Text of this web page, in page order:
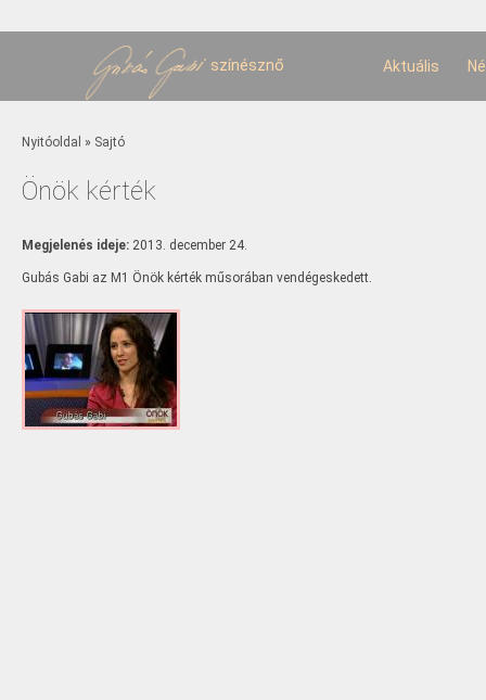
színésznő Aktuális
Jelenlegi hely
Nyitóoldal » Sajtó
Önök kérték
Megjelenés ideje: 2013. december 24.
Gubás Gabi az M1 Önök kérték műsorában vendégeskedett.